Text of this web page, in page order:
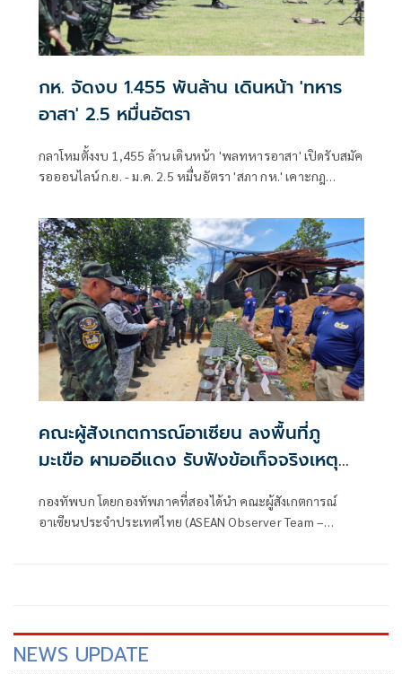
กห. จัดงบ 1.455 พันล้าน เดินหน้า 'ทหาร
อาสา' 2.5 หมื่นอัตรา
กลาโหมตั้งงบ 1,455 ล้าน เดินหน้า 'พลทหารอาสา' เปิดรับสมัค
รอออนไลน์ ก.ย. - ม.ค. 2.5 หมื่นอัตรา 'สภา กห.' เคาะกฎ
คณะผู้สังเกตการณ์อาเซียน ลงพื้นที่ภู
มะเขือ ผามออีแดง รับฟังข้อเท็จจริงเหตุ
ปะทะชายแดนไทยกัมพูชา
กองทัพบก โดยกองทัพภาคที่สองได้นำ คณะผู้สังเกตการณ์
อาเซียนประจำประเทศไทย (ASEAN Observer Team –
มาเลเซีย
NEWS UPDATE